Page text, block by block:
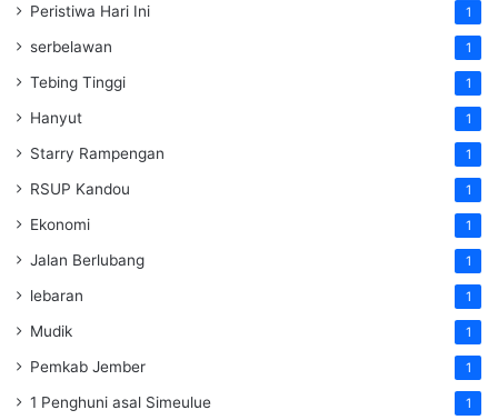
Peristiwa Hari Ini 1
serbelawan 1
Tebing Tinggi 1
Hanyut 1
Starry Rampengan 1
RSUP Kandou 1
Ekonomi 1
Jalan Berlubang 1
lebaran 1
Mudik 1
Pemkab Jember 1
1 Penghuni asal Simeulue 1